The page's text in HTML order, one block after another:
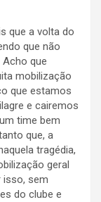
que a volta do
que não
que
mobilização
que estamos
e cairemos
time bem
que, a
tragédia,
geral
isso, sem
do clube e